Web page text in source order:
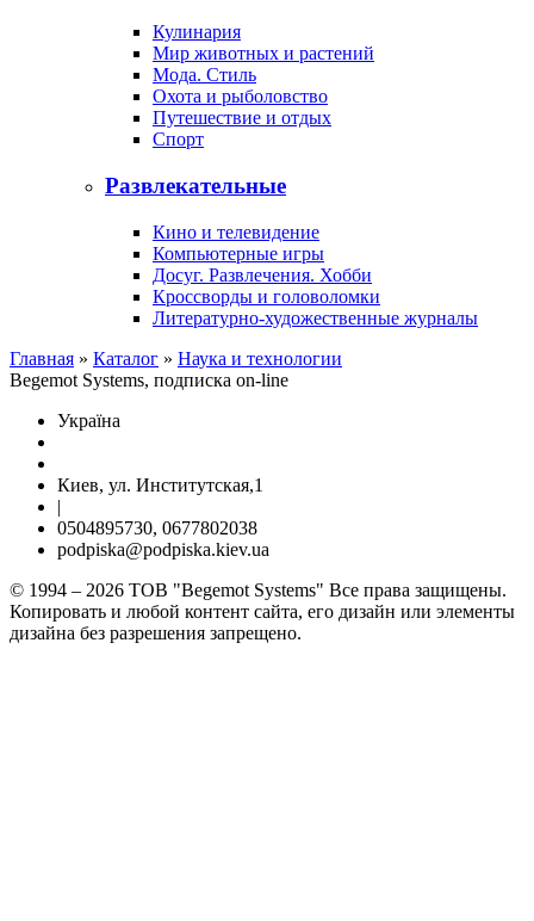
Кулинария
Мир животных и растений
Мода. Стиль
Охота и рыболовство
Путешествие и отдых
Спорт
Развлекательные
Кино и телевидение
Компьютерные игры
Досуг. Развлечения. Хобби
Кроссворды и головоломки
Литературно-художественные журналы
Главная » Каталог » Наука и технологии
Begemot Systems, подписка on-line
Україна
Киев, ул. Институтская,1
|
0504895730, 0677802038
podpiska@podpiska.kiev.ua
© 1994 – 2026 ТОВ "Begemot Systems" Все права защищены.
Копировать и любой контент сайта, его дизайн или элементы
дизайна без разрешения запрещено.